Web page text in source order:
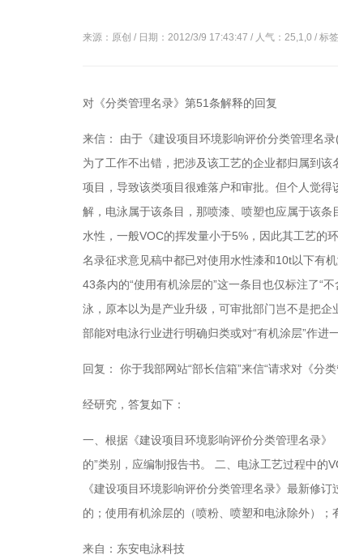
来源：原创 / 日期：2012/3/9 17:43:47 / 人气： 25,1,0 / 标签
对《分类管理名录》第51条解释的回复
来信： 由于《建设项目环境影响评价分类管理名
为了工作不出错，把涉及该工艺的企业都归属到
项目，导致该类项目很难落户和审批。但个人觉
解，电泳属于该条目，那喷漆、喷塑也应属于该
水性，一般VOC的挥发量小于5%，因此其工艺的
名录征求意见稿中都已对使用水性漆和10t以下有
43条内的“使用有机涂层的”这一条目也仅标注了“
泳，原本以为是产业升级，可审批部门岂不是把
部能对电泳行业进行明确归类或对“有机涂层”作进
回复： 你于我部网站“部长信箱”来信“请求对《分
经研究，答复如下：
一、根据《建设项目环境影响评价分类管理名录》
的”类别，应编制报告书。 二、电泳工艺过程中的
《建设项目环境影响评价分类管理名录》最新修
的；使用有机涂层的（喷粉、喷塑和电泳除外）；
来自：东安电泳科技